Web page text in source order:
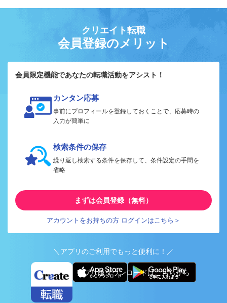
クリエイト転職
会員登録のメリット
会員限定機能であなたの転職活動をアシスト！
カンタン応募
事前にプロフィールを登録しておくことで、応募時の
入力が簡単に
検索条件の保存
繰り返し検索する条件を保存して、条件設定の手間を
省略
まずは会員登録（無料）
アカウントをお持ちの方 ログインはこちら＞
＼アプリのご利用でもっと便利に！／
アプリ版ダウンロードはこちらから